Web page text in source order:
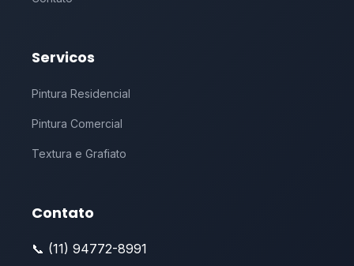
Servicos
Pintura Residencial
Pintura Comercial
Textura e Grafiato
Contato
📞 (11) 94772-8991